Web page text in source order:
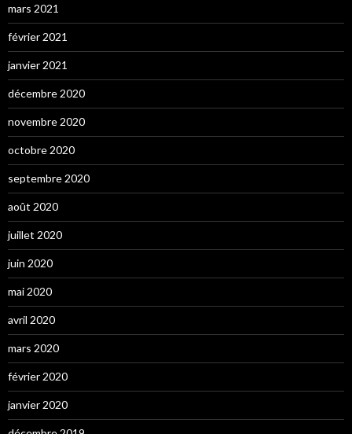
mars 2021
février 2021
janvier 2021
décembre 2020
novembre 2020
octobre 2020
septembre 2020
août 2020
juillet 2020
juin 2020
mai 2020
avril 2020
mars 2020
février 2020
janvier 2020